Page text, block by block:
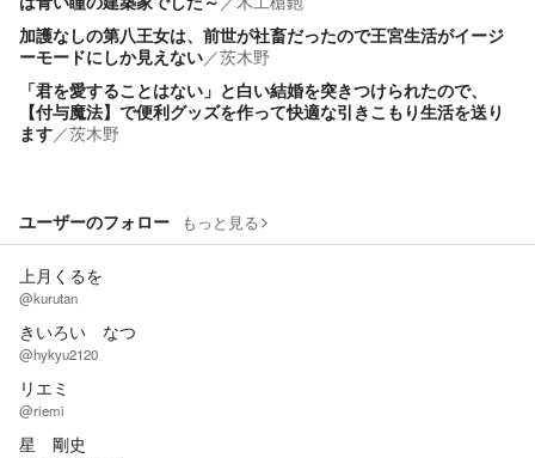
加護なしの第八王女は、前世が社畜だったので王宮生活がイージ
ーモードにしか見えない／茨木野
「君を愛することはない」と白い結婚を突きつけられたので、
【付与魔法】で便利グッズを作って快適な引きこもり生活を送り
ます／茨木野
ユーザーのフォロー もっと見る
上月くるを
@kurutan
きいろい なつ
@hykyu2120
リエミ
@riemi
星 剛史